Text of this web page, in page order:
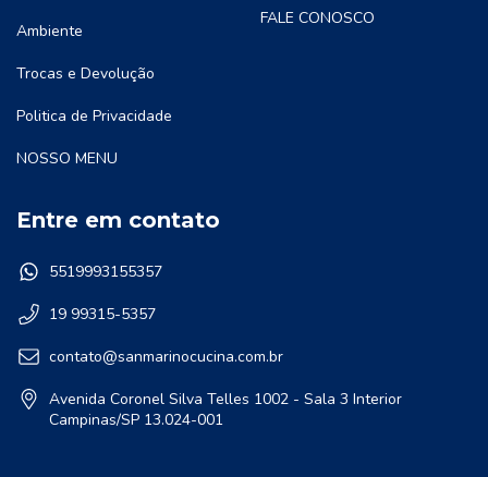
Ambiente
Trocas e Devolução
Politica de Privacidade
NOSSO MENU
FALE CONOSCO
Entre em contato
5519993155357
19 99315-5357
contato@sanmarinocucina.com.br
Avenida Coronel Silva Telles 1002 - Sala 3 Interior
Campinas/SP 13.024-001